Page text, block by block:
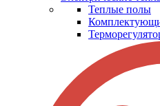
Теплые полы